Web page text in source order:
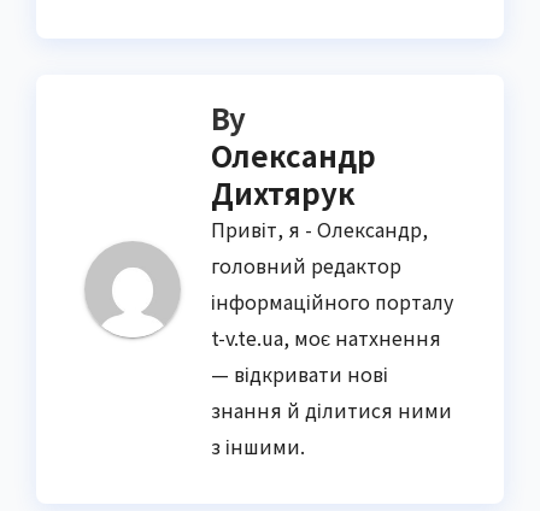
By
Олександр
Дихтярук
Привіт, я - Олександр,
головний редактор
інформаційного порталу
t-v.te.ua, моє натхнення
— відкривати нові
знання й ділитися ними
з іншими.